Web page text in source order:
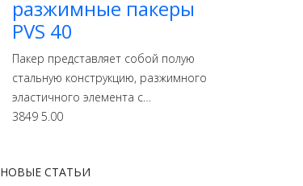
разжимные пакеры
PVS 40
Пакер представляет собой полую
стальную конструкцию, разжимного
эластичного элемента с…
3849 5.00
НОВЫЕ СТАТЬИ